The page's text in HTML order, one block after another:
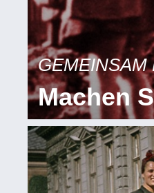
GEMEINSAM
Machen